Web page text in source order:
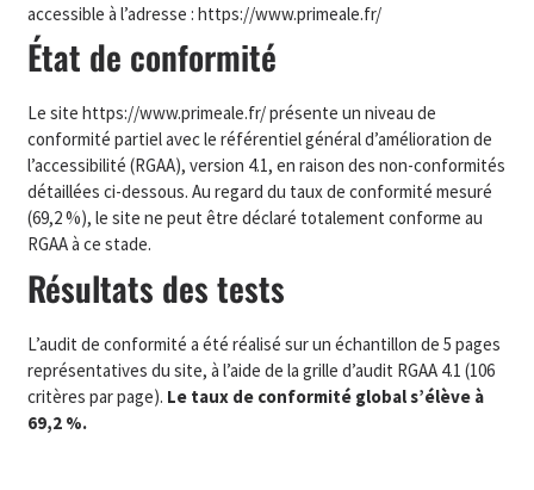
accessible à l’adresse : https://www.primeale.fr/
État de conformité
Le site https://www.primeale.fr/ présente un niveau de
conformité partiel avec le référentiel général d’amélioration de
l’accessibilité (RGAA), version 4.1, en raison des non-conformités
détaillées ci-dessous. Au regard du taux de conformité mesuré
(69,2 %), le site ne peut être déclaré totalement conforme au
RGAA à ce stade.
Résultats des tests
L’audit de conformité a été réalisé sur un échantillon de 5 pages
représentatives du site, à l’aide de la grille d’audit RGAA 4.1 (106
critères par page). Le taux de conformité global s’élève à
69,2 %.